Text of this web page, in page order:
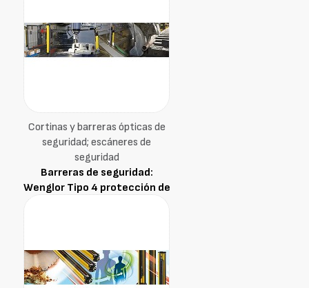
Cortinas y barreras ópticas de
seguridad; escáneres de
seguridad
Barreras de seguridad:
Wenglor Tipo 4 protección de